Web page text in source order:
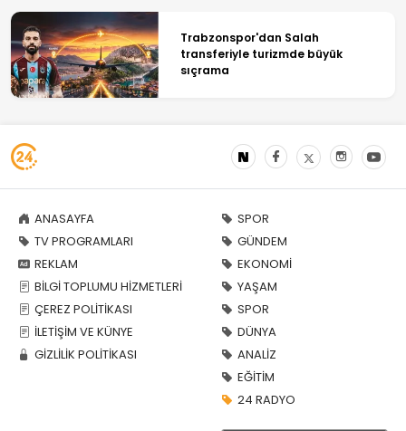
Trabzonspor'dan Salah
transferiyle turizmde büyük
sıçrama
ANASAYFA
TV PROGRAMLARI
REKLAM
BİLGİ TOPLUMU HİZMETLERİ
ÇEREZ POLİTİKASI
İLETİŞİM VE KÜNYE
GİZLİLİK POLİTİKASI
SPOR
GÜNDEM
EKONOMİ
YAŞAM
SPOR
DÜNYA
ANALİZ
EĞİTİM
24 RADYO